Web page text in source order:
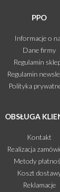
PPO
Informacje o
Dane firmy
Regulamin
Regulamin
Polityka
OBSŁUGA
Kontakt
Realizacja
Metody
Koszt
Reklamacje